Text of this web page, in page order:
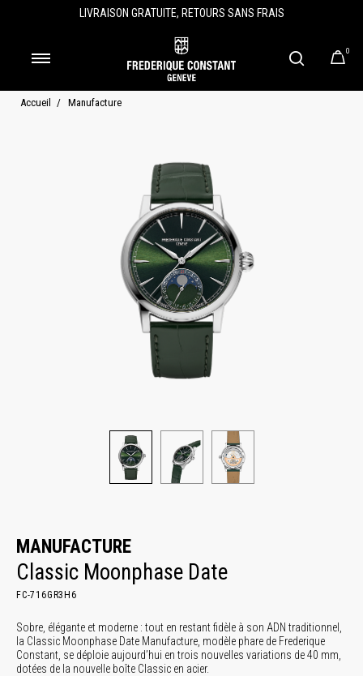
LIVRAISON GRATUITE, RETOURS SANS FRAIS
0
Accueil Manufacture
MANUFACTURE
Classic Moonphase Date
FC-716GR3H6
Sobre, élégante et moderne : tout en restant fidèle à son ADN traditionnel,
la Classic Moonphase Date Manufacture, modèle phare de Frederique
Constant, se déploie aujourd’hui en trois nouvelles variations de 40 mm,
dotées de la nouvelle boîte Classic en acier.